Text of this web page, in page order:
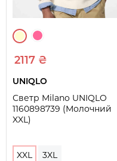
2117 ₴
UNIQLO
Светр Milano UNIQLO
1160898739 (Молочний
XXL)
XXL 3XL